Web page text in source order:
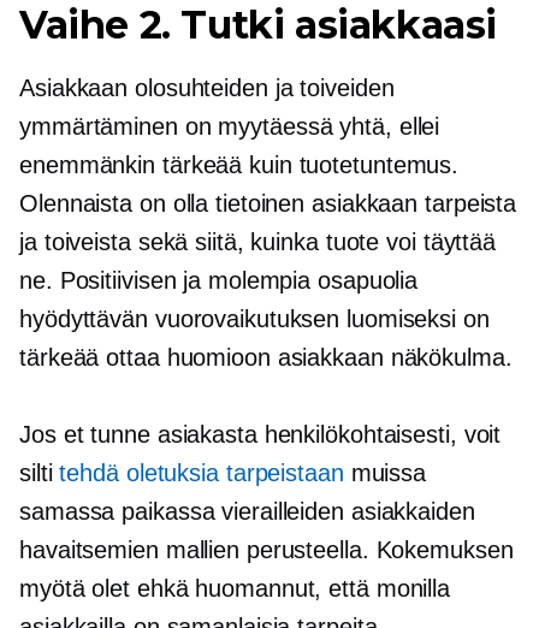
Vaihe 2. Tutki asiakkaasi
Asiakkaan olosuhteiden ja toiveiden
ymmärtäminen on myytäessä yhtä, ellei
enemmänkin tärkeää kuin tuotetuntemus.
Olennaista on olla tietoinen asiakkaan tarpeista
ja toiveista sekä siitä, kuinka tuote voi täyttää
ne. Positiivisen ja molempia osapuolia
hyödyttävän vuorovaikutuksen luomiseksi on
tärkeää ottaa huomioon asiakkaan näkökulma.
Jos et tunne asiakasta henkilökohtaisesti, voit
siltitehdä oletuksia tarpeistaan muissa
samassa paikassa vierailleiden asiakkaiden
havaitsemien mallien perusteella. Kokemuksen
myötä olet ehkä huomannut, että monilla